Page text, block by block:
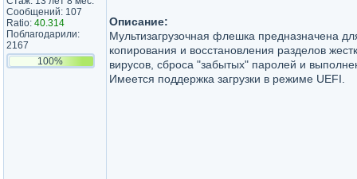
Сообщений: 107
Ratio: 40.314
Поблагодарили:
2167
100%
Описание:
Мультизагрузочная флешка предназначена
копирования и восстановления разделов
вирусов, сброса "забытых" паролей и
Имеется поддержка загрузки в режиме UEFI.